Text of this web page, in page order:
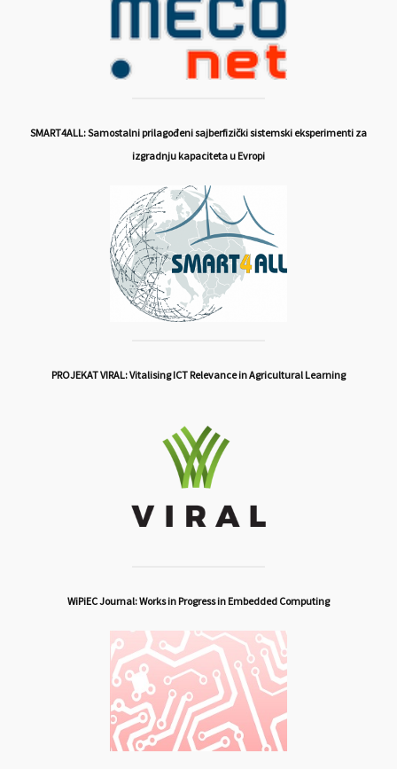
SMART4ALL: Samostalni prilagođeni sajberfizički sistemski eksperimenti za
izgradnju kapaciteta u Evropi
PROJEKAT VIRAL: Vitalising ICT Relevance in Agricultural Learning
WiPiEC Journal: Works in Progress in Embedded Computing